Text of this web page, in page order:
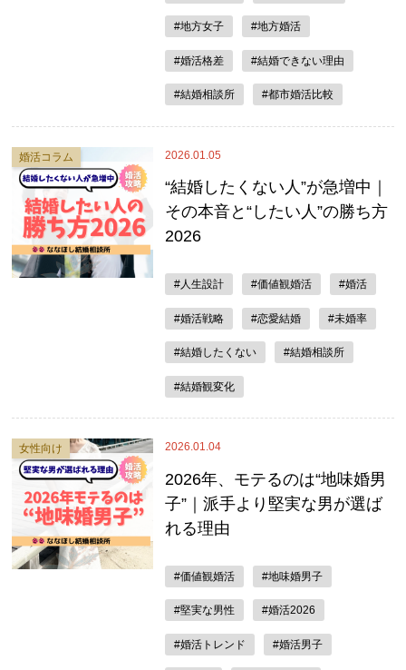
#地方女子 #地方婚活
#婚活格差 #結婚できない理由
#結婚相談所 #都市婚活比較
2026.01.05
婚活コラム
“結婚したくない人”が急増中｜
その本音と“したい人”の勝ち方
2026
#人生設計 #価値観婚活 #婚活
#婚活戦略 #恋愛結婚 #未婚率
#結婚したくない #結婚相談所
#結婚観変化
2026.01.04
女性向け
2026年、モテるのは“地味婚男
子”｜派手より堅実な男が選ば
れる理由
#価値観婚活 #地味婚男子
#堅実な男性 #婚活2026
#婚活トレンド #婚活男子